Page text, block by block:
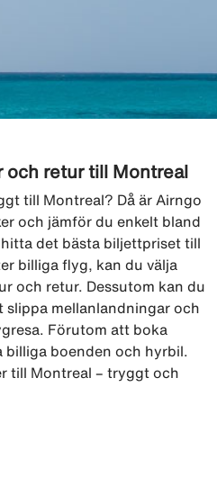
retur till Montreal
till Montreal? Då är Airngo
och jämför du enkelt bland
det bästa biljettpriset till
billiga flyg, kan du välja
och retur. Dessutom kan du
mellanlandningar och
Förutom att boka
boenden och hyrbil.
till Montreal – tryggt och